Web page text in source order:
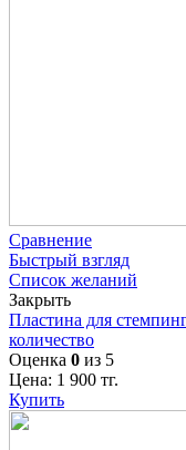
Сравнение
Быстрый взгляд
Список желаний
Закрыть
Пластина для
количество
Оценка 0 из 5
Цена: 1 900 тг.
Купить